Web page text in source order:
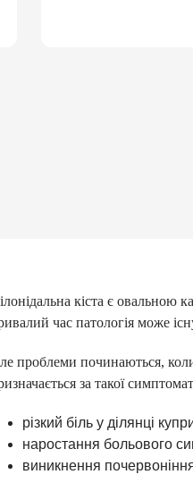
кіста є овальною
час патологія може
проблеми починаються,
за такої
різкий біль у ділянці
наростання больового
виникнення